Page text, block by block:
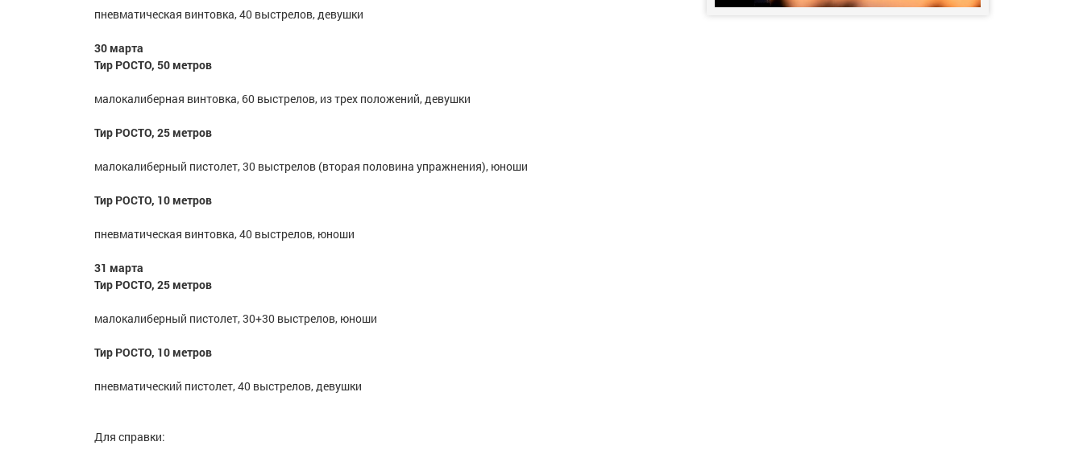
пневматическая винтовка, 40 выстрелов, девушки
30 марта
Тир РОСТО, 50 метров
малокалиберная винтовка, 60 выстрелов, из трех положений, девушки
Тир РОСТО, 25 метров
малокалиберный пистолет, 30 выстрелов (вторая половина упражнения), юноши
Тир РОСТО, 10 метров
пневматическая винтовка, 40 выстрелов, юноши
31 марта
Тир РОСТО, 25 метров
малокалиберный пистолет, 30+30 выстрелов, юноши
Тир РОСТО, 10 метров
пневматический пистолет, 40 выстрелов, девушки
Для справки: